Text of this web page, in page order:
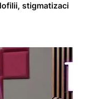
stigmatizaci